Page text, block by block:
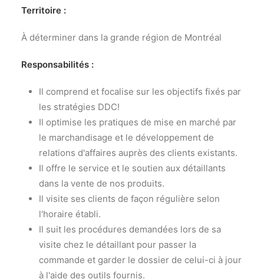
Territoire :
À déterminer dans la grande région de Montréal
Responsabilités :
Il comprend et focalise sur les objectifs fixés par
les stratégies DDC!
Il optimise les pratiques de mise en marché par
le marchandisage et le développement de
relations d'affaires auprès des clients existants.
Il offre le service et le soutien aux détaillants
dans la vente de nos produits.
Il visite ses clients de façon régulière selon
l'horaire établi.
Il suit les procédures demandées lors de sa
visite chez le détaillant pour passer la
commande et garder le dossier de celui-ci à jour
à l'aide des outils fournis.